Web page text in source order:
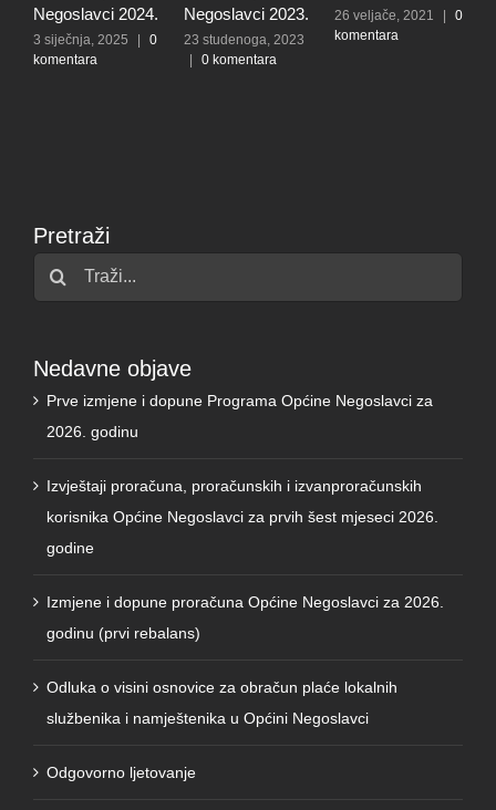
2024.
2025 |
0
Negoslavci 2023.
23 studenoga, 2023
0 komentara
26 veljače, 2021 | 0
komentara
13
Pretraži
Traži...
Nedavne objave
Prve izmjene i dopune Programa Općine Negoslavci za
2026. godinu
Izvještaji proračuna, proračunskih i izvanproračunskih
korisnika Općine Negoslavci za prvih šest mjeseci 2026.
godine
Izmjene i dopune proračuna Općine Negoslavci za 2026.
godinu (prvi rebalans)
Odluka o visini osnovice za obračun plaće lokalnih
službenika i namještenika u Općini Negoslavci
Odgovorno ljetovanje